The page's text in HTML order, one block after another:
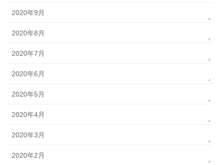
2020年9月
2020年8月
2020年7月
2020年6月
2020年5月
2020年4月
2020年3月
2020年2月